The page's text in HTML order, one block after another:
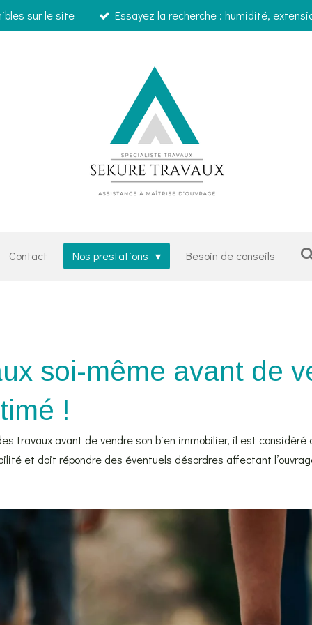
sur le site Essayez la recherche : humidité,
Contact Nos prestations Besoin de conseils
soi-même avant de
!
travaux avant de vendre son bien immobilier, il est considéré
et doit répondre des éventuels désordres affectant